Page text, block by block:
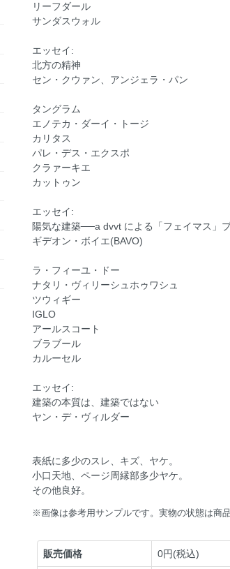
リーフダール
サンダスウォル
エッセイ:
北方の精神
セン・クウァン、アンジェラ・パン
タングラム
エノテカ・ダーイ・トージ
カリタス
パレ・デス・エクスポ
クラァーキエ
カットゥン
エッセイ:
陽気な建築──a dvvt による「フェイマス」
ギデオン・ボイエ(BAVO)
ラ・フィーユ・ドー
ナタリ・ヴィリーシュホゥワシュ
ツウィギー
IGLO
アールスコート
ブラブール
カルーセル
エッセイ:
建築の本質は、建築ではない
ヤン・デ・ヴィルダー
表紙に多少のスレ、キズ、ヤケ。
小口天地、ページ周縁部多少ヤケ。
その他良好。
※画像は参考用サンプルです。実物の状態は商
販売価格 0円(税込)